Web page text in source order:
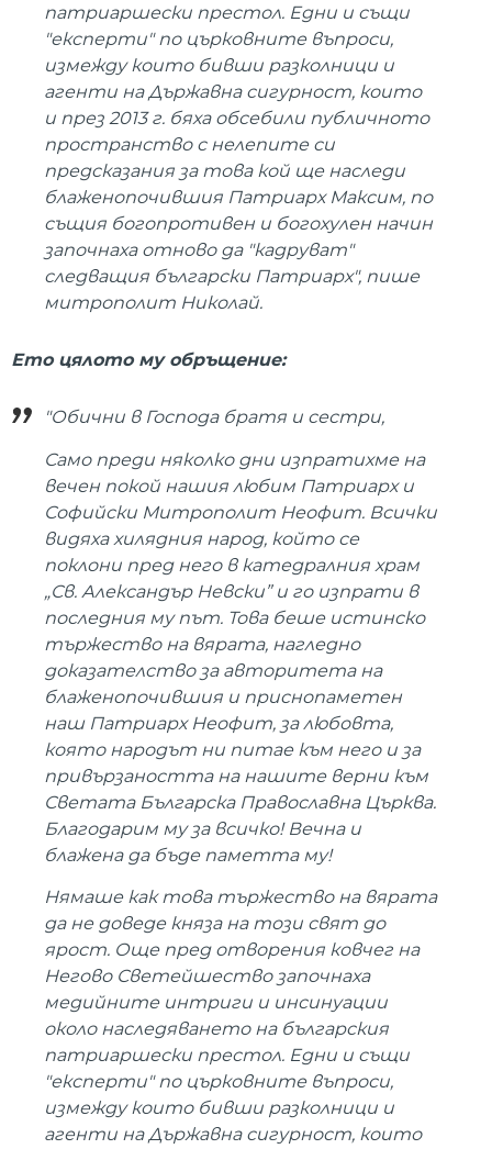
патриаршески престол. Едни и същи
"експерти" по църковните въпроси,
измежду които бивши разколници и
агенти на Държавна сигурност, които
и през 2013 г. бяха обсебили публичното
пространство с нелепите си
предсказания за това кой ще наследи
блаженопочившия Патриарх Максим, по
същия богопротивен и богохулен начин
започнаха отново да "кадруват"
следващия български Патриарх", пише
митрополит Николай.
Ето цялото му обръщение:
"Обични в Господа братя и сестри,
Само преди няколко дни изпратихме на
вечен покой нашия любим Патриарх и
Софийски Митрополит Неофит. Всички
видяха хилядния народ, който се
поклони пред него в катедралния храм
„Св. Александър Невски” и го изпрати в
последния му път. Това беше истинско
тържество на вярата, нагледно
доказателство за авторитета на
блаженопочившия и приснопаметен
наш Патриарх Неофит, за любовта,
която народът ни питае към него и за
привързаността на нашите верни към
Светата Българска Православна Църква.
Благодарим му за всичко! Вечна и
блажена да бъде паметта му!
Нямаше как това тържество на вярата
да не доведе княза на този свят до
ярост. Още пред отворения ковчег на
Негово Светейшество започнаха
медийните интриги и инсинуации
около наследяването на българския
патриаршески престол. Едни и същи
"експерти" по църковните въпроси,
измежду които бивши разколници и
агенти на Държавна сигурност, които